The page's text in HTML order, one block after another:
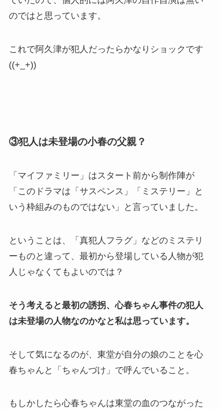
のではと思っています。
これで阿久津が犯人だったらかなりショックです
((+_+))
③犯人は未登場の小春の父親？
「マイファミリー」はスタート前から制作陣が
「 このドラマは「サスペンス」「ミステリー」と
いう枠組みのものではない 」と言っていました。
ということは、「真犯人フラグ」などのミステリ
ーものと違って、最初から登場している人物が犯
人じゃなくてもよいのでは？
そう考えると最初の誘拐、心春ちゃん事件の犯人
は未登場の人物なのかなと私は思っています。
そして気になるのが、東堂が自分の娘のことを心
春ちゃんと「ちゃんづけ」で呼んでいること。
もしかしたら心春ちゃんは東堂の血のつながった